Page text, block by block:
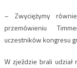
– Zwyciężymy
przemówieniu
uczestników kongresu
W zjeździe brali udział